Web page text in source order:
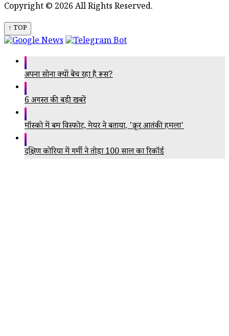
Copyright © 2026 All Rights Reserved.
↑ TOP
अपना सोना क्यों बेच रहा है रूस?
6 अगस्त की बड़ी खबरें
मॉस्को में बम विस्फोट, मेयर ने बताया, 'क्रूर आतंकी हमला'
दक्षिण कोरिया में गर्मी ने तोड़ा 100 साल का रिकॉर्ड